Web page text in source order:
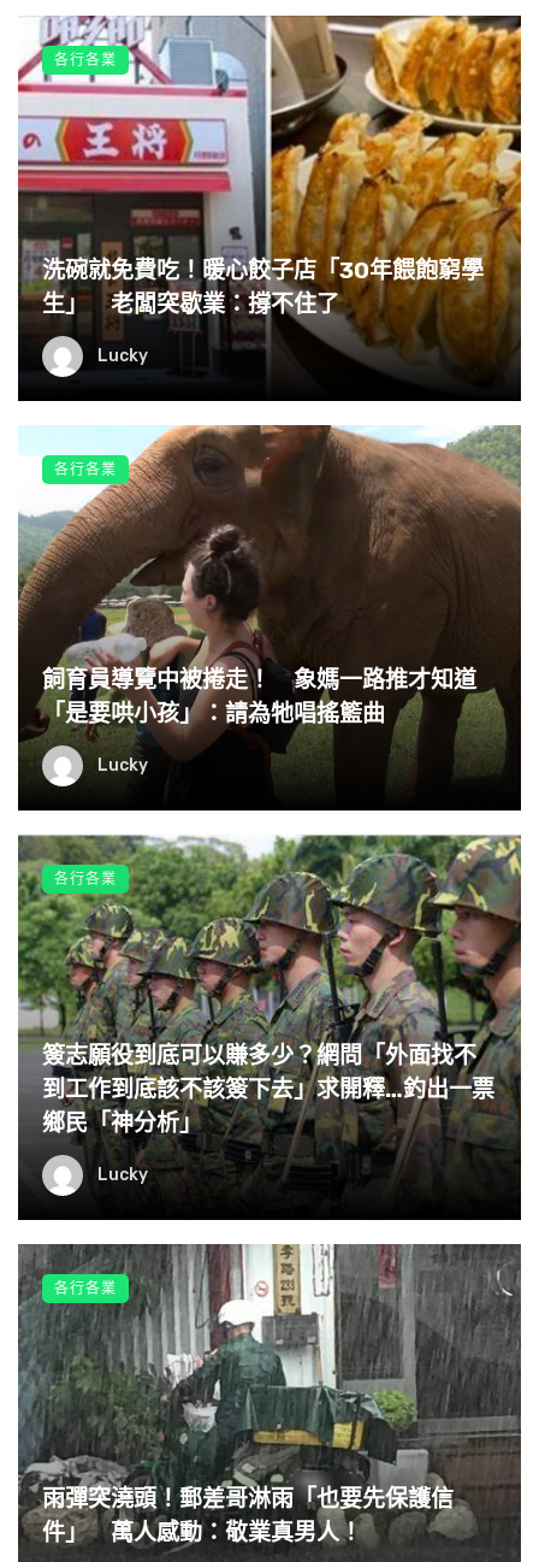
（圖片來源：maidonanews.jp）
▼有許多曾經受到幫助過的學生都會回來探望老闆，也有當
上醫生的人表示：「以後找我看診都免費」，讓井上聽了很
的他，因為身體狀況的關係，因此決定將在10月底時將這間
店收起來，井上無奈的表示他仍然很想盡力將店經營下去，
但是由於年紀身體的關係，也因為沒有繼承接管的緣故，所
以只能決定關閉這間店。
洗碗就免費吃！暖心餃子店「30年餵飽窮學
生」 老闆突歇業：撐不住了
Lucky
各行各業
飼育員導覽中被捲走！ 象媽一路推才知道
「是要哄小孩」：請為牠唱搖籃曲
Lucky
各行各業
簽志願役到底可以賺多少？網問「外面找不
到工作到底該不該簽下去」求開釋…釣出一票
鄉民「神分析」
Lucky
各行各業
雨彈突澆頭！郵差哥淋雨「也要先保護信
件」 萬人感動：敬業真男人！
各行各業